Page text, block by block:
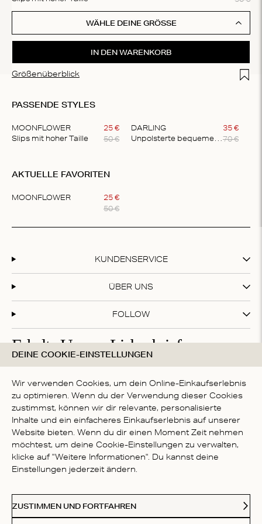
WÄHLE DEINE GRÖSSE
Größenüberblick Add
IN DEN WARENKORB
PASSENDE STYLES
MOONFLOWER
Slips mit hoher Taille
25 €
50 €
DARLING
Unpolsterte bequeme Bralette
35 €
70 €
of
AKTUELLE FAVORITEN
MOONFLOWER 25 €
50 €
1
KUNDENSERVICE
ÜBER UNS
FOLLOW
Erhalte Unsere Liebesbriefe
Abonniere unseren Newsletter und erhalte 20 % Rabatt
auf deinen ersten Einkauf!
Mit deiner Anmeldung akzeptierst du dieDatenschutzbestimmungen
LAND
Akzeptierte Zahlungsmethoden
DEINE COOKIE-EINSTELLUNGEN
Wir verwenden Cookies, um dein Online-Einkaufserlebnis
zu optimieren. Wenn du der Verwendung dieser Cookies
zustimmst, können wir dir relevante, personalisierte
Inhalte und ein einfacheres Einkaufserlebnis auf unserer
Website bieten. Wenn du dir einen Moment Zeit nehmen
möchtest, um deine Cookie-Einstellungen zu verwalten,
klicke auf "Weitere Informationen". Du kannst deine
Einstellungen jederzeit ändern.
ZUSTIMMEN UND FORTFAHREN